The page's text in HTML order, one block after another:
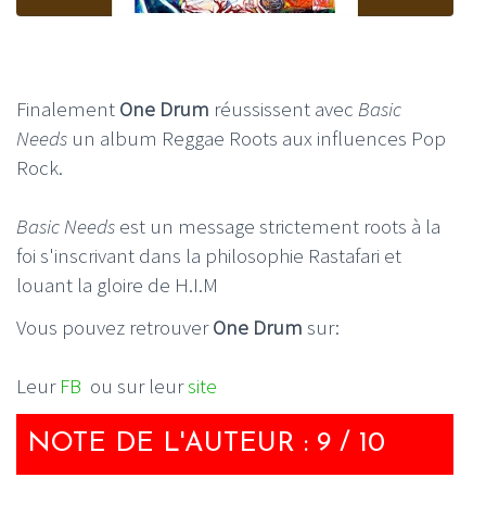
Finalement One Drum réussissent avec Basic
Needs un album Reggae Roots aux influences Pop
Rock.
Basic Needs est un message strictement roots à la
foi s'inscrivant dans la philosophie Rastafari et
louant la gloire de H.I.M
Vous pouvez retrouverOne Drum sur:
Leur FB ou sur leursite
NOTE DE L'AUTEUR : 9 / 10